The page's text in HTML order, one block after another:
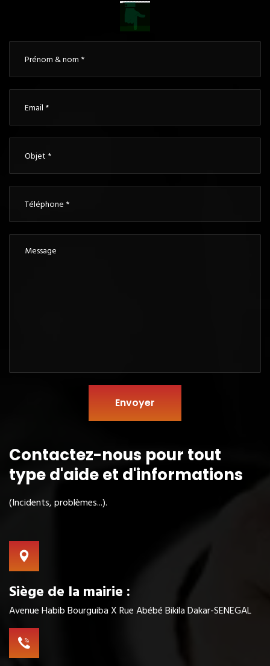
Envoyer
Contactez-nous pour tout
typed'aide et d'informations
(Incidents, problèmes...).
Siège de la mairie :
Avenue Habib Bourguiba X Rue Abébé Bikila Dakar-SENEGAL